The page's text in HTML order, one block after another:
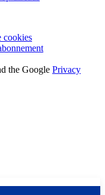
cookies
the Google Privacy